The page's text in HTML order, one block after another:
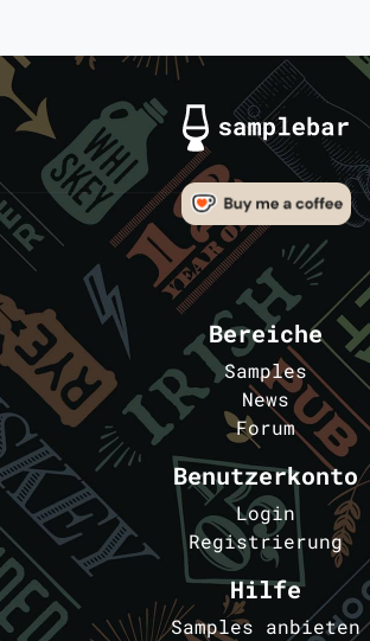
Bereiche
Samples
News
Forum
Benutzerkonto
Login
Registrierung
Hilfe
Samples anbieten